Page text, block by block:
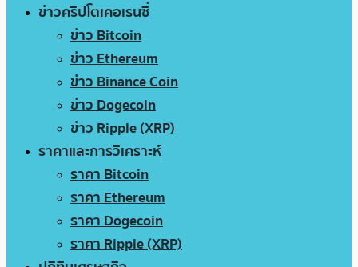
ข่าวคริปโตเคอเรนซี่
ข่าว Bitcoin
ข่าว Ethereum
ข่าว Binance Coin
ข่าว Dogecoin
ข่าว Ripple (XRP)
ราคาและการวิเคราะห์
ราคา Bitcoin
ราคา Ethereum
ราคา Dogecoin
ราคา Ripple (XRP)